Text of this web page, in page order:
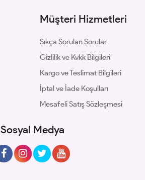
Müşteri Hizmetleri
Sıkça Sorulan Sorular
Gizlilik ve Kvkk Bilgileri
Kargo ve Teslimat Bilgileri
İptal ve İade Koşulları
Mesafeli Satış Sözleşmesi
Sosyal Medya